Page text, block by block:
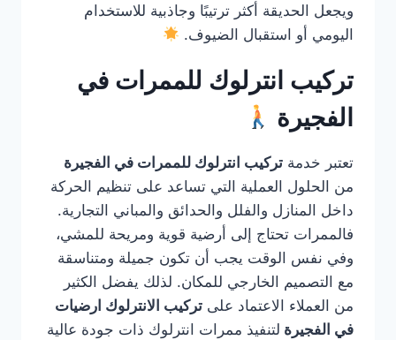
ويجعل الحديقة أكثر ترتيبًا وجاذبية للاستخدام
اليومي أو استقبال الضيوف.
تركيب انترلوك للممرات في
الفجيرة
تعتبر خدمة تركيب انترلوك للممرات في الفجيرة
من الحلول العملية التي تساعد على تنظيم الحركة
داخل المنازل والفلل والحدائق والمباني التجارية.
فالممرات تحتاج إلى أرضية قوية ومريحة للمشي،
وفي نفس الوقت يجب أن تكون جميلة ومتناسقة
مع التصميم الخارجي للمكان. لذلك يفضل الكثير
من العملاء الاعتماد على تركيب الانترلوك ارضيات
في الفجيرة لتنفيذ ممرات انترلوك ذات جودة عالية